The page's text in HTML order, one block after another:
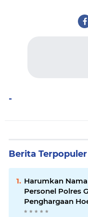
-
Berita Terpopuler
Harumkan
Personel Polres
Penghargaan
2026